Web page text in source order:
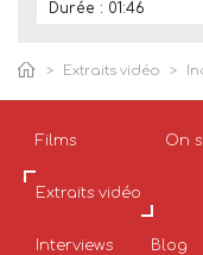
Durée : 01:46
Extraits vidéo
Films On
Extraits vidéo
Interviews Blog